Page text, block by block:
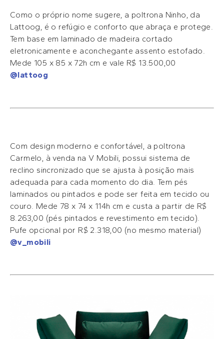
Como o próprio nome sugere, a poltrona Ninho, da
Lattoog, é o refúgio e conforto que abraça e protege.
Tem base em laminado de madeira cortado
eletronicamente e aconchegante assento estofado.
Mede 105 x 85 x 72h cm e vale R$ 13.500,00
@lattoog
Com design moderno e confortável, a poltrona
Carmelo, à venda na V Mobili, possui sistema de
reclino sincronizado que se ajusta à posição mais
adequada para cada momento do dia. Tem pés
laminados ou pintados e pode ser feita em tecido ou
couro. Mede 78 x 74 x 114h cm e custa a partir de R$
8.263,00 (pés pintados e revestimento em tecido).
Pufe opcional por R$ 2.318,00 (no mesmo material)
@v_mobili